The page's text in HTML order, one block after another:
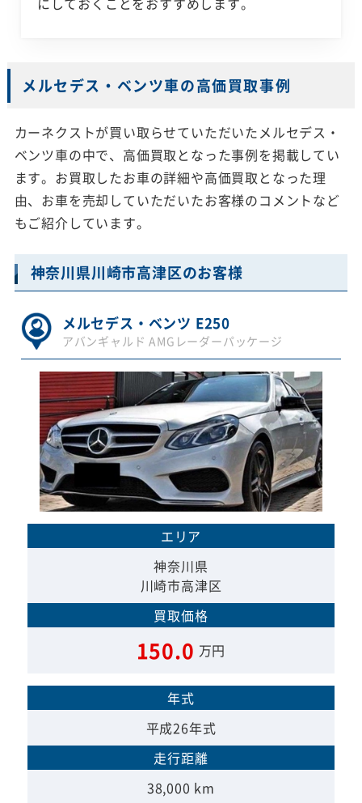
メルセデス・ベンツ車の高価買取事例
カーネクストが買い取らせていただいたメルセデス・
ベンツ車の中で、高価買取となった事例を掲載してい
ます。お買取したお車の詳細や高価買取となった理
由、お車を売却していただいたお客様のコメントなど
もご紹介しています。
神奈川県川崎市高津区のお客様
メルセデス・ベンツ E250
アバンギャルド AMGレーダーパッケージ
エリア
神奈川県
川崎市高津区
買取価格
150.0 万円
年式
平成26年式
走行距離
38,000 km